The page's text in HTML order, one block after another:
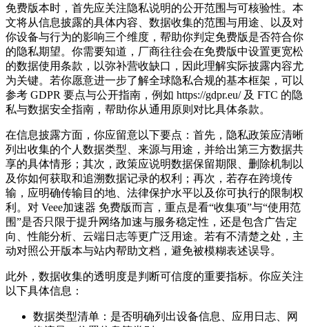
免费版本时，首先应关注隐私说明的公开范围与可核验性。本
文将从信息披露的具体内容、数据收集的范围与用途、以及对
你设备与行为的影响三个维度，帮助你判定免费版是否符合你
的隐私期望。你需要知道，厂商往往会在免费版中设置更宽松
的数据使用条款，以弥补营收缺口，因此理解实际披露内容尤
为关键。若你愿意进一步了解全球隐私合规的基本框架，可以
参考 GDPR 要点与公开指南，例如 https://gdpr.eu/ 及 FTC 的隐
私与数据安全指南，帮助你从通用原则对比具体条款。
在信息披露方面，你应留意以下要点：首先，隐私政策应清晰
列出收集的个人数据类型、来源与用途，并给出第三方数据共
享的具体情形；其次，政策应说明数据保留期限、删除机制以
及你如何获取和追溯数据记录的权利；再次，若存在跨境传
输，应明确传输目的地、法律保护水平以及你可执行的限制权
利。对 Veee加速器 免费版而言，重点是看“收集项”与“使用范
围”是否只限于提升网络加速与服务稳定性，还是包含广告定
向、性能分析、云端日志等更广泛用途。若有不清楚之处，主
动对照公开版本与站内帮助文档，避免被模糊表述误导。
此外，数据收集的透明度是判断可信度的重要指标。你应关注
以下具体信息：
数据类型清单：是否明确列出设备信息、应用日志、网